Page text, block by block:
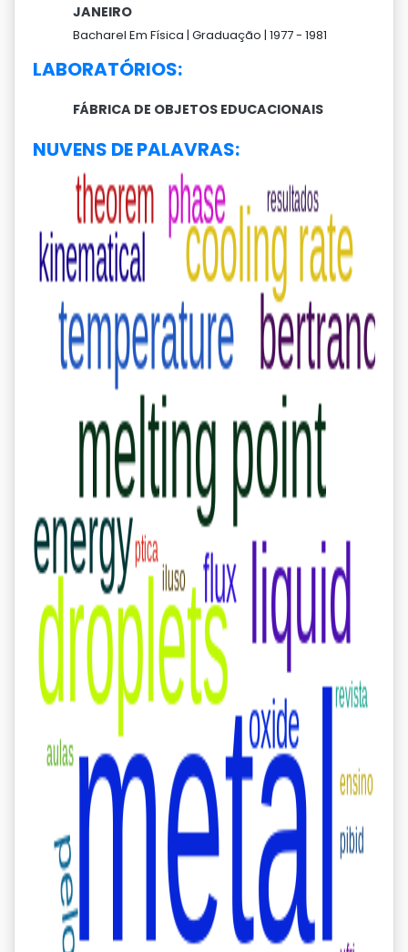
JANEIRO
Bacharel Em Física | Graduação | 1977 - 1981
LABORATÓRIOS:
FÁBRICA DE OBJETOS EDUCACIONAIS
NUVENS DE PALAVRAS: